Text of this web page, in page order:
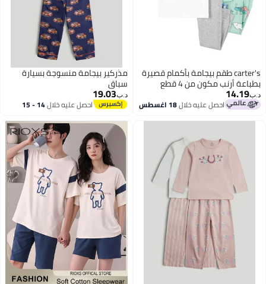
carter's طقم بيجامة بأكمام قصيرة
بطباعة أرنب مكون من 4 قطع
د.ب‏14.19
احصل عليه خلال18 اغسطس
مذركير بيجامة منسوجة بسيارة
سباق
د.ب‏19.03
احصل عليه خلال 14 - 15